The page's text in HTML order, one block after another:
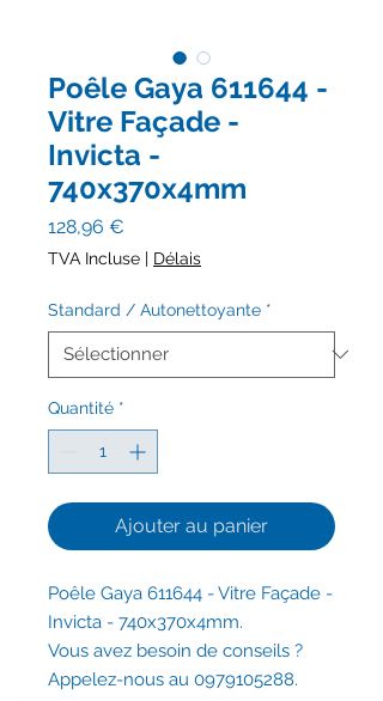
Poêle Gaya 611644 -
Vitre Façade -
Invicta -
740x370x4mm
128,96 €
TVA Incluse | Délais
Standard / Autonettoyante *
Quantité *
Ajouter au panier
Poêle Gaya 611644 - Vitre Façade -
Invicta - 740x370x4mm.
Vous avez besoin de conseils ?
Appelez-nous au 0979105288.